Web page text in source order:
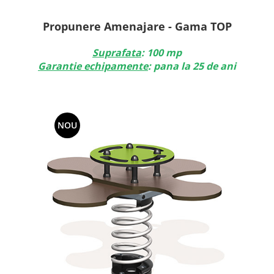
Propunere Amenajare - Gama TOP
Suprafata: 100 mp
Garantie echipamente: pana la 25 de ani
NOU